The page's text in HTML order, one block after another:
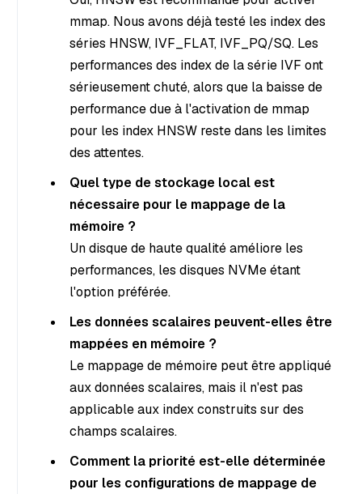
mmap. Nous avons déjà testé les index des
séries HNSW, IVF_FLAT, IVF_PQ/SQ. Les
performances des index de la série IVF ont
sérieusement chuté, alors que la baisse de
performance due à l'activation de mmap
pour les index HNSW reste dans les limites
des attentes.
Quel type de stockage local est
nécessaire pour le mappage de la
mémoire ?
Un disque de haute qualité améliore les
performances, les disques NVMe étant
l'option préférée.
Les données scalaires peuvent-elles être
mappées en mémoire ?
Le mappage de mémoire peut être appliqué
aux données scalaires, mais il n'est pas
applicable aux index construits sur des
champs scalaires.
Comment la priorité est-elle déterminée
pour les configurations de mappage de